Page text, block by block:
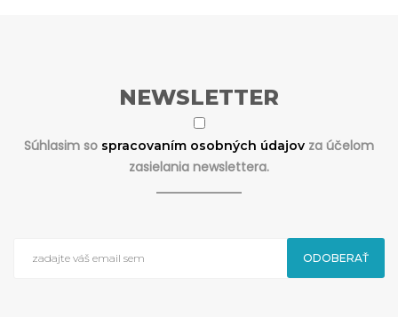
NEWSLETTER
Súhlasim so spracovaním osobných údajov za účelom
zasielania newslettera.
ODOBERAŤ